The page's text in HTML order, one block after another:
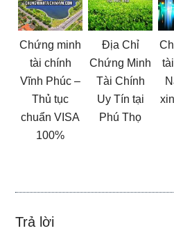
Chứng minh
tài chính
Vĩnh Phúc –
Thủ tục
chuẩn VISA
100%
Địa Chỉ
Chứng Minh
Tài Chính
Uy Tín tại
Phú Thọ
Reader
Trả lời